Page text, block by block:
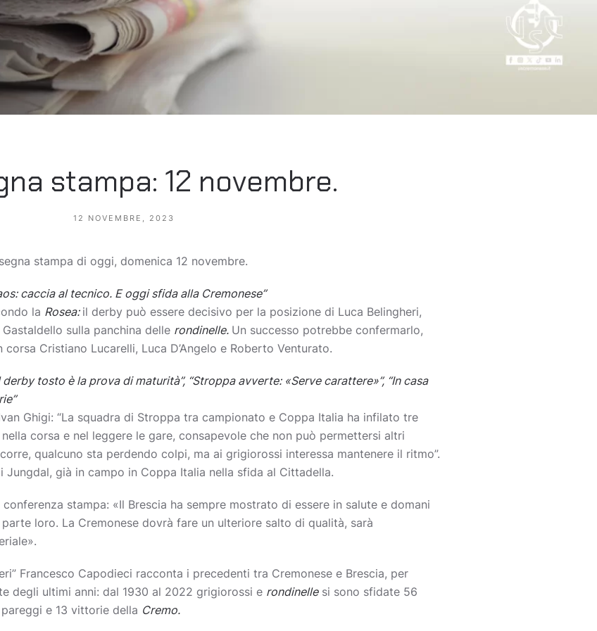
stampa: 12 novembre.
12 NOVEMBRE, 2023
stampa di oggi, domenica 12 novembre.
caccia al tecnico. E oggi sfida alla Cremonese”
la Rosea: il derby può essere decisivo per la posizione di Luca Belingheri,
sulla panchina delle rondinelle. Un successo potrebbe confermarlo,
Cristiano Lucarelli, Luca D’Angelo e Roberto Venturato.
derby tosto è la prova di maturità”, “Stroppa avverte: «Serve carattere»”, “In casa
Ghigi: “La squadra di Stroppa tra campionato e Coppa Italia ha infilato tre
corsa e nel leggere le gare, consapevole che non può permettersi altri
qualcuno sta perdendo colpi, ma ai grigiorossi interessa mantenere il ritmo”.
Jungdal, già in campo in Coppa Italia nella sfida al Cittadella.
stampa: «Il Brescia ha sempre mostrato di essere in salute e domani
loro. La Cremonese dovrà fare un ulteriore salto di qualità, sarà
Francesco Capodieci racconta i precedenti tra Cremonese e Brescia, per
degli ultimi anni: dal 1930 al 2022 grigiorossi e rondinellesi sono sfidate 56
e 13 vittorie della Cremo.